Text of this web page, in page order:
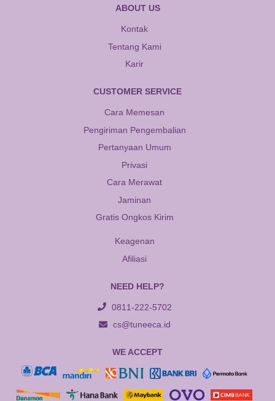
ABOUT US
Kontak
Tentang Kami
Karir
CUSTOMER SERVICE
Cara Memesan
Pengiriman Pengembalian
Pertanyaan Umum
Privasi
Cara Merawat
Jaminan
Gratis Ongkos Kirim
Keagenan
Afiliasi
NEED HELP?
0811-222-5702
cs@tuneeca.id
WE ACCEPT